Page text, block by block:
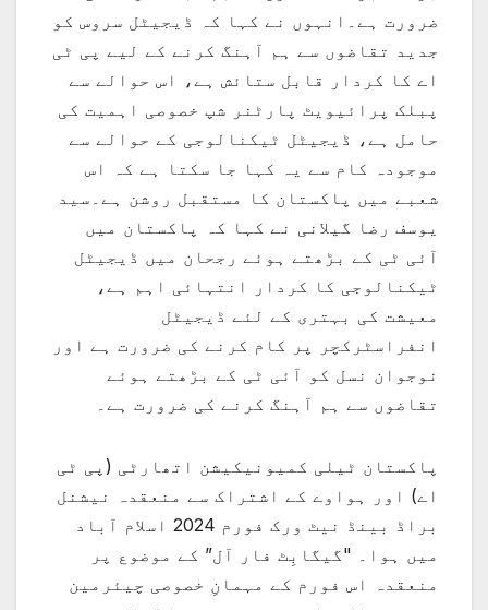
ضرورت ہے۔انہوں نے کہا کہ ڈیجیٹل سروس کو
جدید تقاضوں سے ہم آہنگ کرنے کے لیے پی ٹی
اے کا کردار قابل ستائش ہے، اس حوالے سے
پبلک پرائیویٹ پارٹنر شپ خصوصی اہمیت کی
حامل ہے، ڈیجیٹل ٹیکنالوجی کے حوالے سے
موجودہ کام سے یہ کہا جا سکتا ہے کہ اس
شعبے میں پاکستان کا مستقبل روشن ہے۔سید
یوسف رضا گیلانی نے کہا کہ پاکستان میں
آئی ٹی کے بڑھتے ہوئے رجحان میں ڈیجیٹل
ٹیکنالوجی کا کردار انتہائی اہم ہے،
معیشت کی بہتری کے لئے ڈیجیٹل
انفراسٹرکچر پر کام کرنے کی ضرورت ہے اور
نوجوان نسل کو آئی ٹی کے بڑھتے ہوئے
تقاضوں سے ہم آہنگ کرنے کی ضرورت ہے۔
پاکستان ٹیلی کمیونیکیشن اتھارٹی (پی ٹی
اے) اور ہواوے کے اشتراک سے منعقدہ نیشنل
براڈ بینڈ نیٹ ورک فورم 2024 اسلام آباد
میں ہوا۔ "گیگابِٹ فار آل” کے موضوع پر
منعقدہ اس فورم کے مہمانِ خصوصی چیئرمین